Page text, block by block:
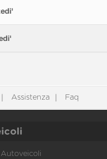
Assistenza Faq
Autoveicoli